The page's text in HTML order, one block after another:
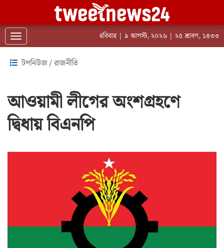
Toggle navigation রবিবার | ৯ আগস্ট, ২০২৬ | ২৫ শ্রাবণ, ১৪৩৩
টপনিউজ/রাজনীতি
আওয়ামী লীগের অংশগ্রহণে
দ্বিধায় বিএনপি